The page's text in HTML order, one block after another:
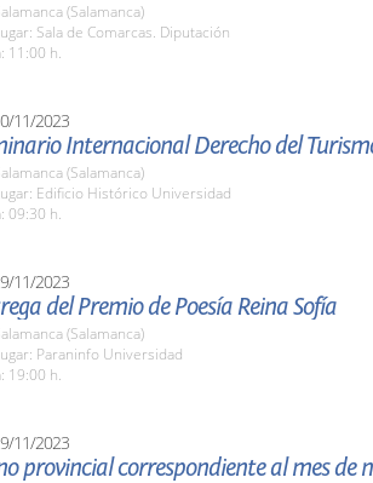
(Salamanca)
Sala de Comarcas. Diputación
11:00 h.
11/2023
Internacional Derecho del
(Salamanca)
Edificio Histórico Universidad
09:30 h.
11/2023
del Premio de Poesía Reina Sofía
(Salamanca)
Paraninfo Universidad
19:00 h.
11/2023
provincial correspondiente al mes de